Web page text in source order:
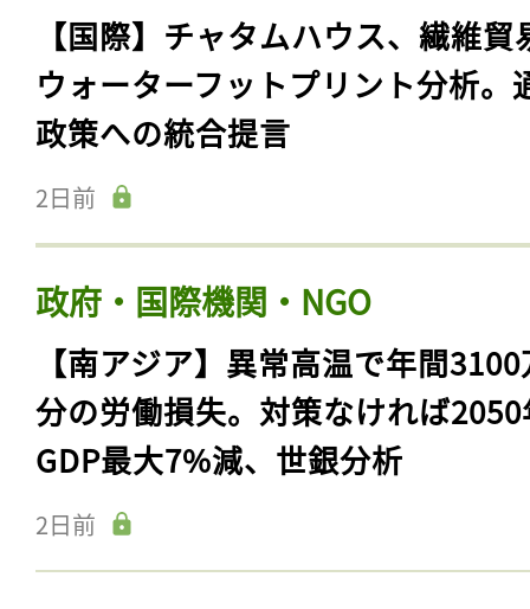
【国際】チャタムハウス、繊維貿
ウォーターフットプリント分析。
政策への統合提言
2日前
政府・国際機関・NGO
【南アジア】異常高温で年間
分の労働損失。対策なければ
GDP最大7%減、世銀分析
2日前